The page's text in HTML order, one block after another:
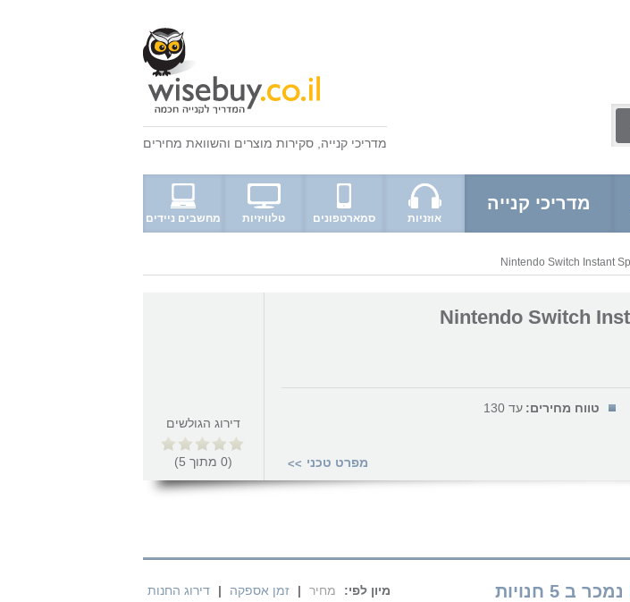
מדריכי קנייה סקירות מוצרים והשוואת מחירים
מדריכי קנייה
אוזניות סמארטפונים טלוויזיות מחשבים ניידים
טווח מחירים: עד 130
מפרט טכני >>
דירוג הגולשים
(
0 מתוך 5
)
מיון לפי: מחיר | זמן אספקה | דירוג החנות